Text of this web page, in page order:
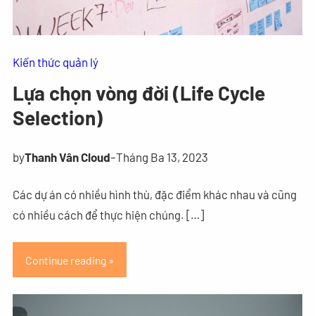
Kiến thức quản lý
Lựa chọn vòng đời (Life Cycle
Selection)
byThanh Vân Cloud–Tháng Ba 13, 2023
Các dự án có nhiều hình thù, đặc điểm khác nhau và cũng
có nhiều cách để thực hiện chúng. […]
Continue reading »